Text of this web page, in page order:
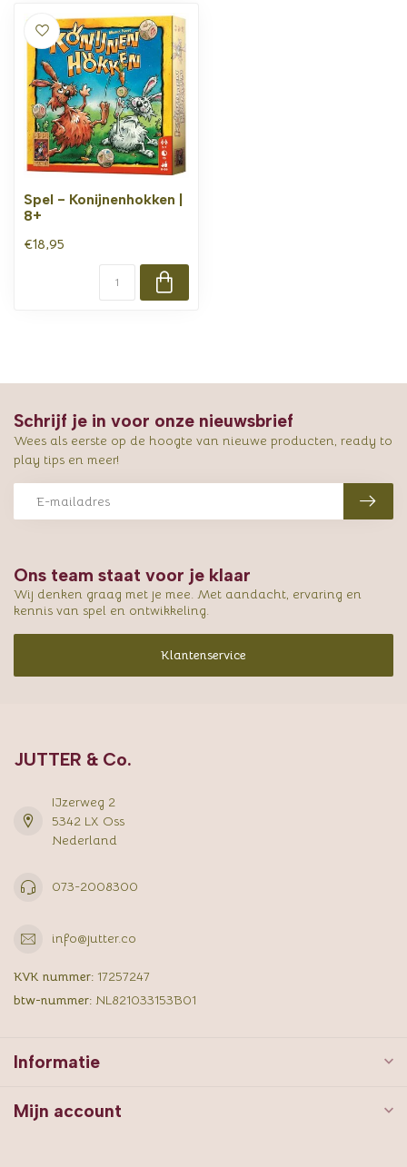
Spel - Konijnenhokken |
8+
€18,95
Ons team staat voor je klaar
Wij denken graag met je mee. Met aandacht, ervaring en
kennis van spel en ontwikkeling.
Klantenservice
Schrijf je in voor onze nieuwsbrief
Wees als eerste op de hoogte van nieuwe producten, ready to
play tips en meer!
JUTTER & Co.
IJzerweg 2
5342 LX Oss
Nederland
073-2008300
info@jutter.co
KVK nummer: 17257247
btw-nummer: NL821033153B01
Informatie
Mijn account